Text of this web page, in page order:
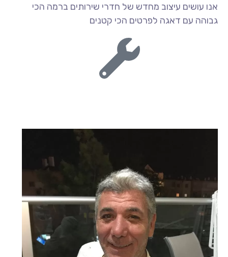
אנו עושים עיצוב מחדש של חדרי שירותים ברמה הכי
גבוהה עם דאגה לפרטים הכי קטנים